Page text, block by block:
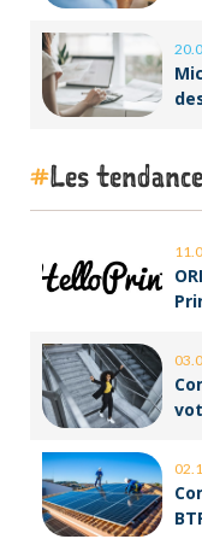
Les